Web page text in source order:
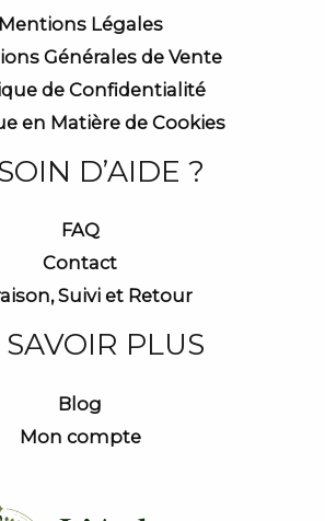
Mentions Légales
Générales de Vente
de Confidentialité
en Matière de Cookies
D’AIDE ?
FAQ
Contact
Suivi et Retour
SAVOIR PLUS
Blog
Mon compte